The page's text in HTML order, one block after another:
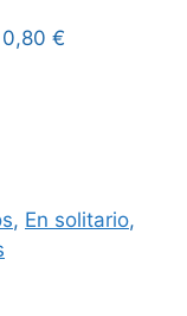
0,80 €
, En solitario,